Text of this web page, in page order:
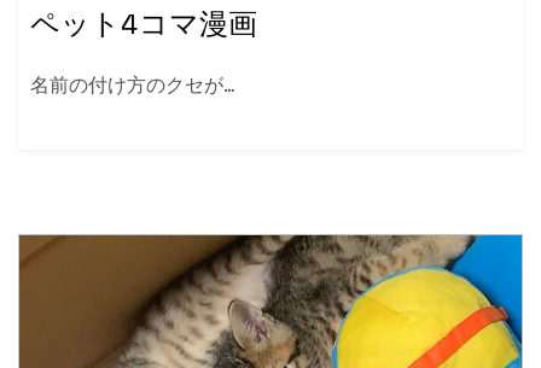
ペット4コマ漫画
名前の付け方のクセが…